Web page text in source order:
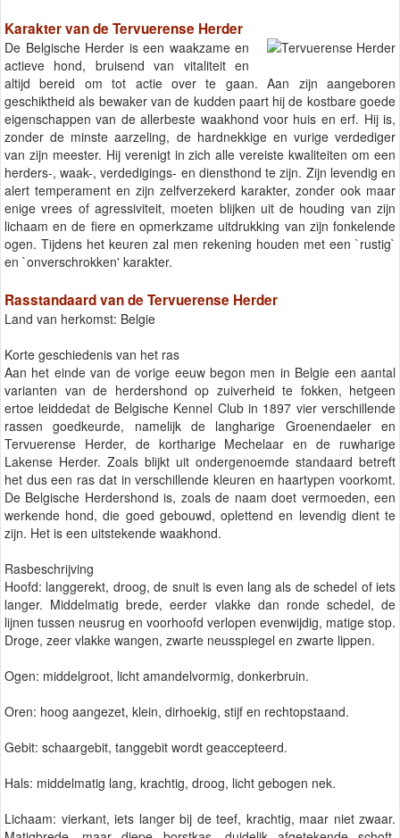
Karakter van de Tervuerense Herder
De Belgische Herder is een waakzame en
actieve hond, bruisend van vitaliteit en
altijd bereid om tot actie over te gaan. Aan zijn aangeboren
geschiktheid als bewaker van de kudden paart hij de kostbare goede
eigenschappen van de allerbeste waakhond voor huis en erf. Hij is,
zonder de minste aarzeling, de hardnekkige en vurige verdediger
van zijn meester. Hij verenigt in zich alle vereiste kwaliteiten om een
herders-, waak-, verdedigings- en diensthond te zijn. Zijn levendig en
alert temperament en zijn zelfverzekerd karakter, zonder ook maar
enige vrees of agressiviteit, moeten blijken uit de houding van zijn
lichaam en de fiere en opmerkzame uitdrukking van zijn fonkelende
ogen. Tijdens het keuren zal men rekening houden met een `rustig`
en `onverschrokken' karakter.
Rasstandaard van de Tervuerense Herder
Land van herkomst: Belgie
Korte geschiedenis van het ras
Aan het einde van de vorige eeuw begon men in Belgie een aantal
varianten van de herdershond op zuiverheid te fokken, hetgeen
ertoe leiddedat de Belgische Kennel Club in 1897 vier verschillende
rassen goedkeurde, namelijk de langharige Groenendaeler en
Tervuerense Herder, de kortharige Mechelaar en de ruwharige
Lakense Herder. Zoals blijkt uit ondergenoemde standaard betreft
het dus een ras dat in verschillende kleuren en haartypen voorkomt.
De Belgische Herdershond is, zoals de naam doet vermoeden, een
werkende hond, die goed gebouwd, oplettend en levendig dient te
zijn. Het is een uitstekende waakhond.
Rasbeschrijving
Hoofd: langgerekt, droog, de snuit is even lang als de schedel of iets
langer. Middelmatig brede, eerder vlakke dan ronde schedel, de
lijnen tussen neusrug en voorhoofd verlopen evenwijdig, matige stop.
Droge, zeer vlakke wangen, zwarte neusspiegel en zwarte lippen.
Ogen: middelgroot, licht amandelvormig, donkerbruin.
Oren: hoog aangezet, klein, dirhoekig, stijf en rechtopstaand.
Gebit: schaargebit, tanggebit wordt geaccepteerd.
Hals: middelmatig lang, krachtig, droog, licht gebogen nek.
Lichaam: vierkant, iets langer bij de teef, krachtig, maar niet zwaar.